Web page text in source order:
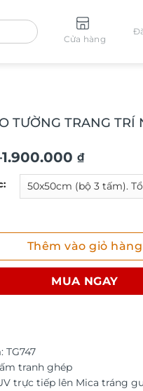
Cửa hàng
TƯỜNG TRANG TRÍ
1.900.000 ₫
TRANG TRÍ NGHỆ
Thêm vào giỏ hàng
MUA NGAY
TG747
tranh ghép
trực tiếp lên Mica tráng